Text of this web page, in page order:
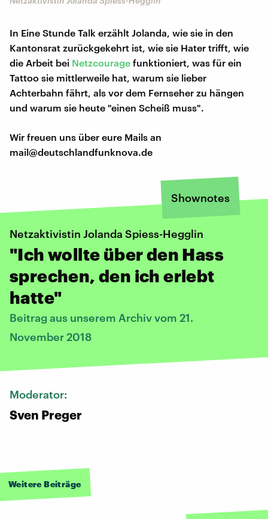
In Eine Stunde Talk erzählt Jolanda, wie sie in den
Kantonsrat zurückgekehrt ist, wie sie Hater trifft, wie
die Arbeit bei Netzcourage funktioniert, was für ein
Tattoo sie mittlerweile hat, warum sie lieber
Achterbahn fährt, als vor dem Fernseher zu hängen
und warum sie heute "einen Scheiß muss".
Wir freuen uns über eure Mails an
mail@deutschlandfunknova.de
Shownotes
Netzaktivistin Jolanda Spiess-Hegglin
"Ich wollte über den Hass
sprechen, den ich erlebt
hatte"
Beitrag aus unserem Archiv vom 21.
November 2018
Moderator:
Sven Preger
Weitere Beiträge